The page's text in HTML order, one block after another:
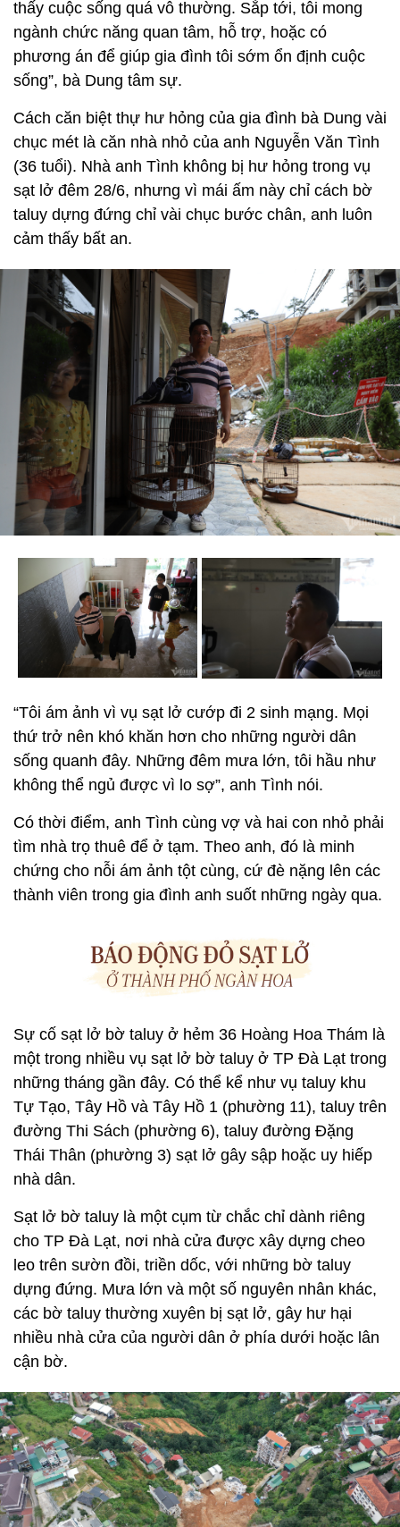
thấy cuộc sống quá vô thường. Sắp tới, tôi mong
ngành chức năng quan tâm, hỗ trợ, hoặc có
phương án để giúp gia đình tôi sớm ổn định cuộc
sống”, bà Dung tâm sự.
Cách căn biệt thự hư hỏng của gia đình bà Dung vài
chục mét là căn nhà nhỏ của anh Nguyễn Văn Tình
(36 tuổi). Nhà anh Tình không bị hư hỏng trong vụ
sạt lở đêm 28/6, nhưng vì mái ấm này chỉ cách bờ
taluy dựng đứng chỉ vài chục bước chân, anh luôn
cảm thấy bất an.
“Tôi ám ảnh vì vụ sạt lở cướp đi 2 sinh mạng. Mọi
thứ trở nên khó khăn hơn cho những người dân
sống quanh đây. Những đêm mưa lớn, tôi hầu như
không thể ngủ được vì lo sợ”, anh Tình nói.
Có thời điểm, anh Tình cùng vợ và hai con nhỏ phải
tìm nhà trọ thuê để ở tạm. Theo anh, đó là minh
chứng cho nỗi ám ảnh tột cùng, cứ đè nặng lên các
thành viên trong gia đình anh suốt những ngày qua.
Sự cố sạt lở bờ taluy ở hẻm 36 Hoàng Hoa Thám là
một trong nhiều vụ sạt lở bờ taluy ở TP Đà Lạt trong
những tháng gần đây. Có thể kể như vụ taluy khu
Tự Tạo, Tây Hồ và Tây Hồ 1 (phường 11), taluy trên
đường Thi Sách (phường 6), taluy đường Đặng
Thái Thân (phường 3) sạt lở gây sập hoặc uy hiếp
nhà dân.
Sạt lở bờ taluy là một cụm từ chắc chỉ dành riêng
cho TP Đà Lạt, nơi nhà cửa được xây dựng cheo
leo trên sườn đồi, triền dốc, với những bờ taluy
dựng đứng. Mưa lớn và một số nguyên nhân khác,
các bờ taluy thường xuyên bị sạt lở, gây hư hại
nhiều nhà cửa của người dân ở phía dưới hoặc lân
cận bờ.